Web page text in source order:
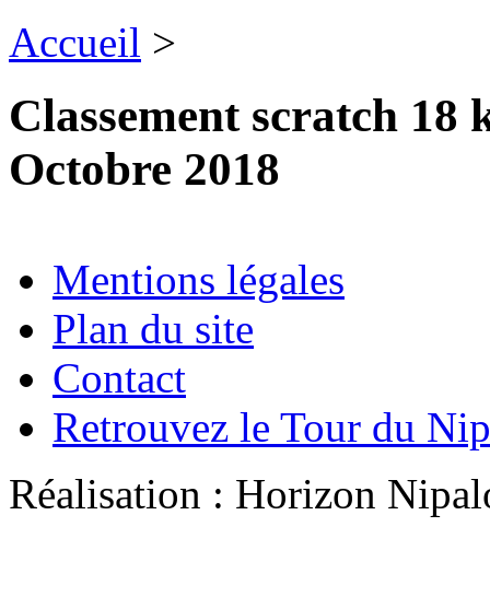
Accueil >
Classement scratch
Octobre 2018
Mentions légales
Plan du site
Contact
Retrouvez le Tour du
Réalisation : Horizon